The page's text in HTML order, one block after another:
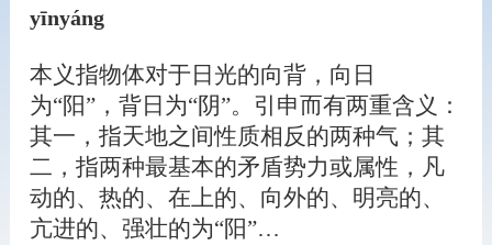
yīnyáng
本义指物体对于日光的向背，向日
为“阳”，背日为“阴”。引申而有两重含义：
其一，指天地之间性质相反的两种气；其
二，指两种最基本的矛盾势力或属性，凡
动的、热的、在上的、向外的、明亮的、
亢进的、强壮的为“阳”…